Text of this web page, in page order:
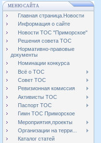
МЕНЮ САЙТА
Главная страница.Новости
Информация о сайте
Новости ТОС "Приморское"
Решения совета ТОС
Нормативно-правовые
документы
Номинации конкурса
Всё о ТОС
Совет ТОС
Ревизионная комиссия
Активисты ТОС
Паспорт ТОС
Гимн ТОС Приморское
Мероприятия,проекты
Организации на терри...
Каталог статей